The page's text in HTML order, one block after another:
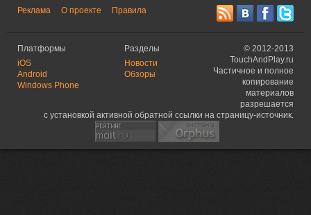
Реклама О проекте Правила
Платформы
iOS
Android
Windows Phone
Разделы
Новости
Обзоры
© 2012-2013
TouchAndPlay.ru
Частичное и полное
копирование
материалов
разрешается
с установкой активной обратной ссылки на страницу-источник.